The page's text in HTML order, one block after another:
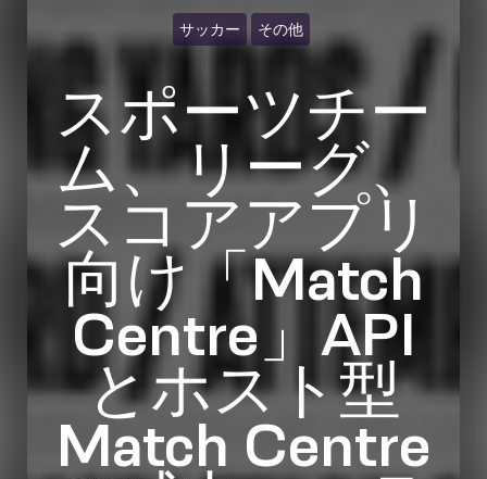
サッカー その他
スポーツチー
ム、リーグ、
スコアアプリ
向け「Match
Centre」API
とホスト型
Match Centre